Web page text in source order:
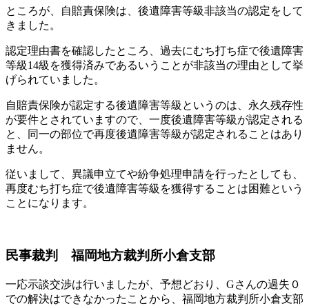
ところが、自賠責保険は、後遺障害等級非該当の認定をして
きました。
認定理由書を確認したところ、過去にむち打ち症で後遺障害
等級14級を獲得済みであるいうことが非該当の理由として挙
げられていました。
自賠責保険が認定する後遺障害等級というのは、永久残存性
が要件とされていますので、一度後遺障害等級が認定される
と、同一の部位で再度後遺障害等級が認定されることはあり
ません。
従いまして、異議申立てや紛争処理申請を行ったとしても、
再度むち打ち症で後遺障害等級を獲得することは困難という
ことになります。
民事裁判 福岡地方裁判所小倉支部
一応示談交渉は行いましたが、予想どおり、Gさんの過失０
での解決はできなかったことから、福岡地方裁判所小倉支部